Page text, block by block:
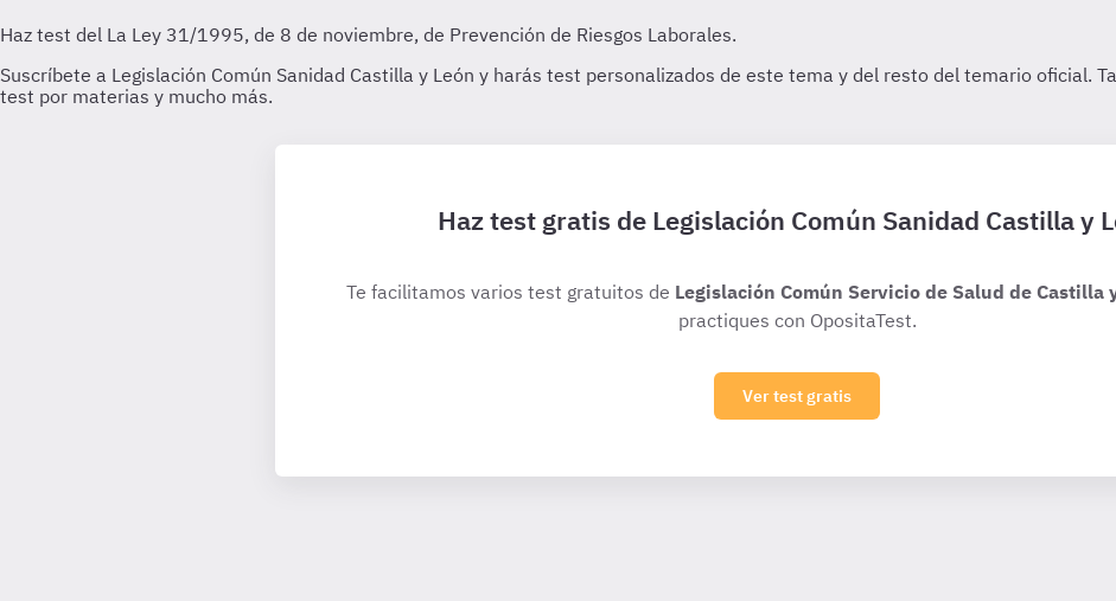
Haz test gratis de Legislación Común Sanidad Castilla y
Te facilitamos varios test gratuitos de Legislación Común Servicio de Salud de Castilla
practiques con OpositaTest.
Ver test gratis